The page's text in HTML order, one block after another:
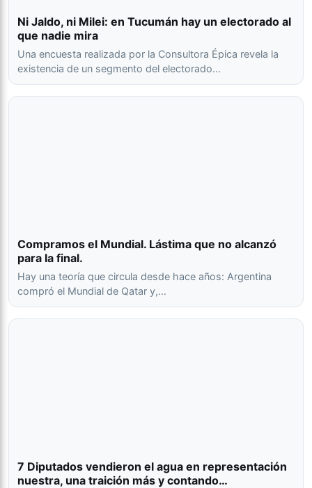
Ni Jaldo, ni Milei: en Tucumán hay un electorado al
que nadie mira
Una encuesta realizada por la Consultora Épica revela la
existencia de un segmento del electorado…
Compramos el Mundial. Lástima que no alcanzó
para la final.
Hay una teoría que circula desde hace años: Argentina
compró el Mundial de Qatar y,…
7 Diputados vendieron el agua en representación
nuestra, una traición más y contando…